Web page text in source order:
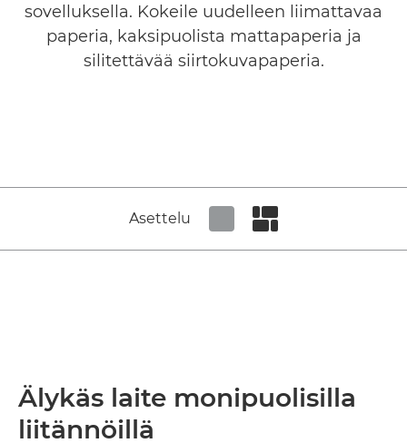
sovelluksella. Kokeile uudelleen liimattavaa
paperia, kaksipuolista mattapaperia ja
silitettävää siirtokuvapaperia.
Asettelu
Älykäs laite monipuolisilla
liitännöillä